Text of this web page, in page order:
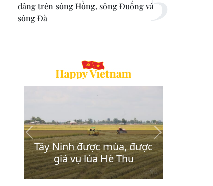
dâng trên sông Hồng, sông Đuống và
sông Đà